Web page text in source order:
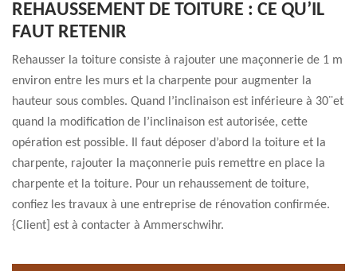
REHAUSSEMENT DE TOITURE : CE QU’IL
FAUT RETENIR
Rehausser la toiture consiste à rajouter une maçonnerie de 1 m
environ entre les murs et la charpente pour augmenter la
hauteur sous combles. Quand l’inclinaison est inférieure à 30¨et
quand la modification de l’inclinaison est autorisée, cette
opération est possible. Il faut déposer d’abord la toiture et la
charpente, rajouter la maçonnerie puis remettre en place la
charpente et la toiture. Pour un rehaussement de toiture,
confiez les travaux à une entreprise de rénovation confirmée.
{Client] est à contacter à Ammerschwihr.